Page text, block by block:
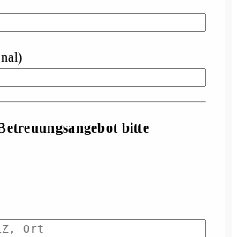
bitte